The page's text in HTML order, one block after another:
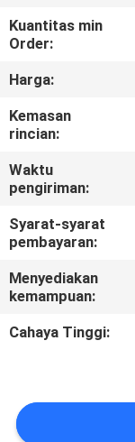
KONTROL
KUALITAS
HUBUNGI
KAMI
BERITA
SHOPPING
ON
SITUS
Kuantitas min
Order:
Harga:
Kemasan
rincian:
Waktu
pengiriman:
Syarat-syarat
pembayaran:
Menyediakan
kemampuan:
Cahaya Tinggi: